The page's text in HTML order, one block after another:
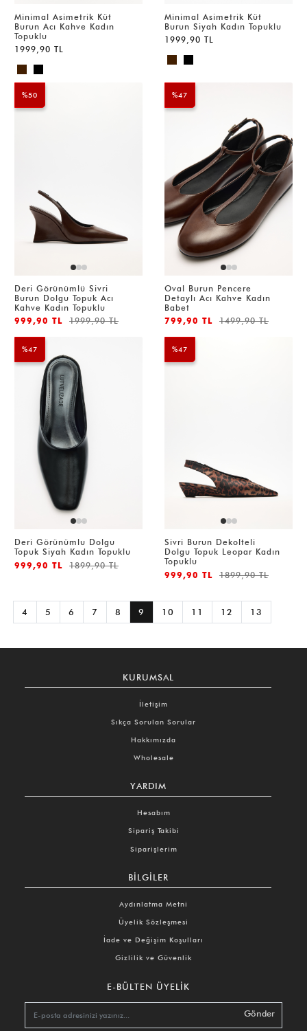
Minimal Asimetrik Küt
Burun Acı Kahve Kadın
Topuklu
1999,90 TL
Minimal Asimetrik Küt
Burun Siyah Kadın Topuklu
1999,90 TL
%50
Deri Görünümlü Sivri
Burun Dolgu Topuk Acı
Kahve Kadın Topuklu
999,90 TL
1999,90 TL
%47
Oval Burun Pencere
Detaylı Acı Kahve Kadın
Babet
799,90 TL
1499,90 TL
%47
Deri Görünümlu Dolgu
Topuk Siyah Kadın Topuklu
999,90 TL
1899,90 TL
%47
Sivri Burun Dekolteli
Dolgu Topuk Leopar Kadın
Topuklu
999,90 TL
1899,90 TL
4 5 6 7 8 9 10 11 12 13
KURUMSAL
İletişim
Sıkça Sorulan Sorular
Hakkımızda
Wholesale
YARDIM
Hesabım
Sipariş Takibi
Siparişlerim
BILGILER
Aydınlatma Metni
Üyelik Sözleşmesi
İade ve Değişim Koşulları
Gizlilik ve Güvenlik
E-BÜLTEN ÜYELIK
Gönder